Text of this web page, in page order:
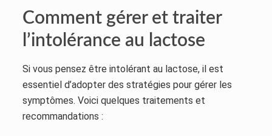
Comment gérer et traiter
l’intolérance au lactose
Si vous pensez être intolérant au lactose, il est
essentiel d’adopter des stratégies pour gérer les
symptômes. Voici quelques traitements et
recommandations :